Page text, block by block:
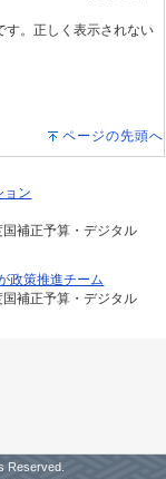
す。正しく表示されない
ページの先頭へ
ョン
補正予算・デジタル
政策推進チーム
補正予算・デジタル
Reserved.